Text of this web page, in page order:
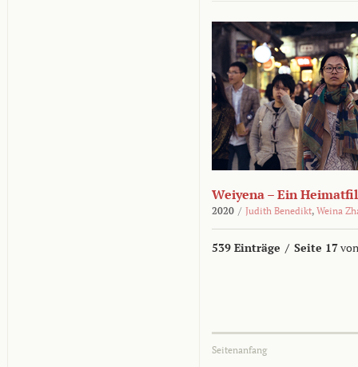
Weiyena – Ein
2020 / Judith Benedikt, Weina
539 Einträge / Seite 17
Seitenanfang